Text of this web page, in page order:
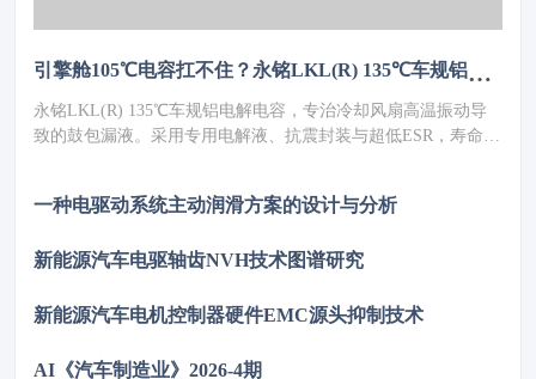
引擎舱105℃电容扛不住？永铭LKL(R) 135℃车规铝电解电容，破解冷却风扇高温振动失效难题
永铭LKL(R) 135℃车规铝电解电容，专治冷却风扇高温振动导
致的鼓包漏液。采用专用电解液、抗震封装与超低ESR，寿命超
近零，全生命周期成本优势显著，助力国产化替代。
一种电驱动系统主动润滑方案的设计与分析
新能源汽车电驱轴齿NVH技术图谱研究
新能源汽车电机控制器硬件EMC源头抑制技术
AI《汽车制造业》2026-4期